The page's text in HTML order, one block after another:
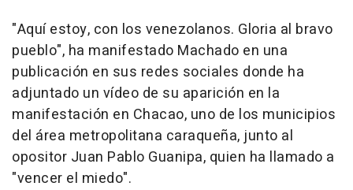
"Aquí estoy, con los venezolanos. Gloria al bravo
pueblo", ha manifestado Machado en una
publicación en sus redes sociales donde ha
adjuntado un vídeo de su aparición en la
manifestación en Chacao, uno de los municipios
del área metropolitana caraqueña, junto al
opositor Juan Pablo Guanipa, quien ha llamado a
"vencer el miedo".